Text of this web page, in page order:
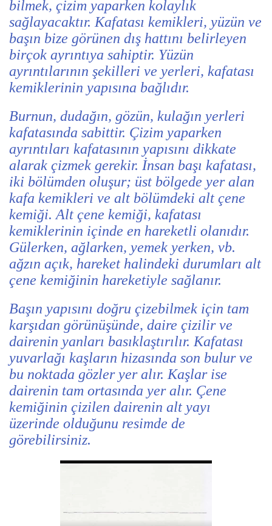
bilmek, çizim yaparken kolaylık
sağlayacaktır. Kafatası kemikleri, yüzün ve
başın bize görünen dış hattını belirleyen
birçok ayrıntıya sahiptir. Yüzün
ayrıntılarının şekilleri ve yerleri, kafatası
kemiklerinin yapısına bağlıdır.
Burnun, dudağın, gözün, kulağın yerleri
kafatasında sabittir. Çizim yaparken
ayrıntıları kafatasının yapısını dikkate
alarak çizmek gerekir. İnsan başı kafatası,
iki bölümden oluşur; üst bölgede yer alan
kafa kemikleri ve alt bölümdeki alt çene
kemiği. Alt çene kemiği, kafatası
kemiklerinin içinde en hareketli olanıdır.
Gülerken, ağlarken, yemek yerken, vb.
ağzın açık, hareket halindeki durumları alt
çene kemiğinin hareketiyle sağlanır.
Başın yapısını doğru çizebilmek için tam
karşıdan görünüşünde, daire çizilir ve
dairenin yanları basıklaştırılır. Kafatası
yuvarlağı kaşların hizasında son bulur ve
bu noktada gözler yer alır. Kaşlar ise
dairenin tam ortasında yer alır. Çene
kemiğinin çizilen dairenin alt yayı
üzerinde olduğunu resimde de
görebilirsiniz.